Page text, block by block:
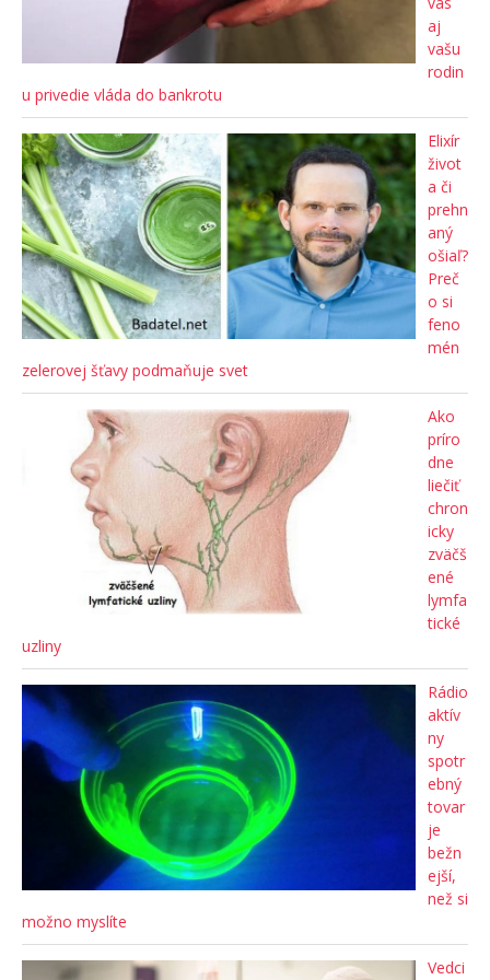
aj
vašu
rodin
u privedie vláda do bankrotu
Elixír
život
a či
prehn
aný
ošiaľ?
Preč
o si
feno
mén
zelerovej šťavy podmaňuje svet
Ako
príro
dne
liečiť
chron
icky
zväčš
ené
lymfa
tické
uzliny
Rádio
aktív
ny
spotr
ebný
tovar
je
bežn
ejší,
než si
možno myslíte
Vedci